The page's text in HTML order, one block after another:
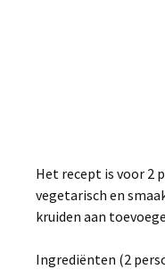
Het recept is voor 2
vegetarisch en
kruiden aan
Ingrediënten (2